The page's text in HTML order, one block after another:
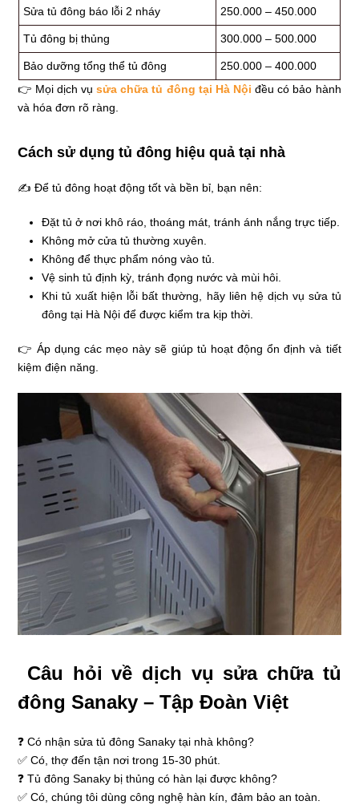
Sửa tủ đông báo lỗi 2 nháy 250.000 – 450.000
Tủ đông bị thủng 300.000 – 500.000
Bảo dưỡng tổng thể tủ đông
250.000 – 400.000
👉 Mọi dịch vụsửa chữa tủ đông tại Hà Nội đều có bảo hành
và hóa đơn rõ ràng.
Cách sử dụng tủ đông hiệu quả tại nhà
✍ Để tủ đông hoạt động tốt và bền bỉ, bạn nên:
Đặt tủ ở nơi khô ráo, thoáng mát, tránh ánh nắng trực tiếp.
Không mở cửa tủ thường xuyên.
Không để thực phẩm nóng vào tủ.
Vệ sinh tủ định kỳ, tránh đọng nước và mùi hôi.
Khi tủ xuất hiện lỗi bất thường, hãy liên hệ dịch vụ sửa tủ
đông tại Hà Nội để được kiểm tra kịp thời.
👉 Áp dụng các mẹo này sẽ giúp tủ hoạt động ổn định và tiết
kiệm điện năng.
Câu hỏi về dịch vụ sửa chữa tủ
đông Sanaky – Tập Đoàn Việt
❓ Có nhận sửa tủ đông Sanaky tại nhà không?
✅ Có, thợ đến tận nơi trong 15-30 phút.
❓ Tủ đông Sanaky bị thủng có hàn lại được không?
✅ Có, chúng tôi dùng công nghệ hàn kín, đảm bảo an toàn.